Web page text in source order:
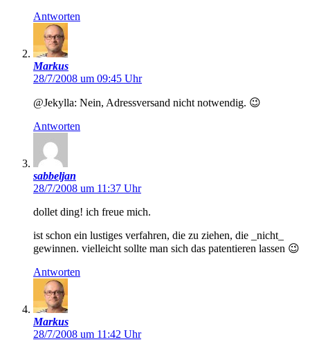
Antworten
Markus
28/7/2008 um 09:45 Uhr
@Jekylla: Nein, Adressversand nicht notwendig. 😉
Antworten
sabbeljan
28/7/2008 um 11:37 Uhr
dollet ding! ich freue mich.
ist schon ein lustiges verfahren, die zu ziehen, die _nicht_
gewinnen. vielleicht sollte man sich das patentieren lassen 😉
Antworten
Markus
28/7/2008 um 11:42 Uhr